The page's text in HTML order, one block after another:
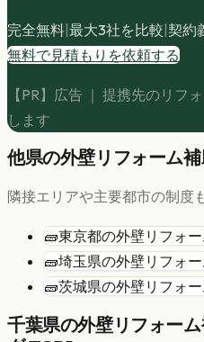
完全無料|最大3社を比較|契約
無料で見積もりを依頼する
【PR】広告 ｜ 提携先のリフ
します
他県の外壁リフォーム
隣接エリアや主要都市の制度
🧱東京都の外壁リフォ
🧱埼玉県の外壁リフォ
🧱茨城県の外壁リフォ
千葉県の外壁リフォーム